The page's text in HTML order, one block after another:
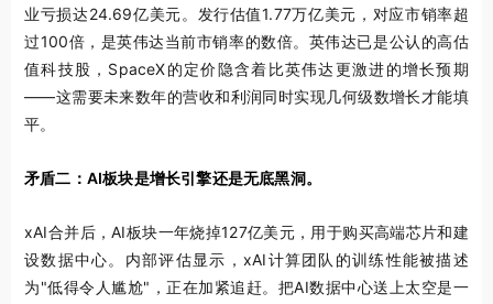
业亏损达24.69亿美元。发行估值1.77万亿美元，对应市销率超
过100倍，是英伟达当前市销率的数倍。英伟达已是公认的高估
值科技股，SpaceX的定价隐含着比英伟达更激进的增长预期
——这需要未来数年的营收和利润同时实现几何级数增长才能填
平。
矛盾二：AI板块是增长引擎还是无底黑洞。
xAI合并后，AI板块一年烧掉127亿美元，用于购买高端芯片和建
设数据中心。内部评估显示，xAI计算团队的训练性能被描述
为"低得令人尴尬"，正在加紧追赶。把AI数据中心送上太空是一